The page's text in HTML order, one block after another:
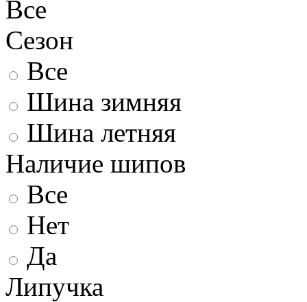
Все
Сезон
Все
Шина зимняя
Шина летняя
Наличие шипов
Все
Нет
Да
Липучка